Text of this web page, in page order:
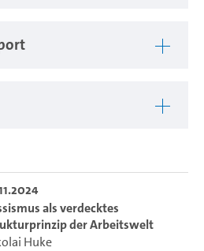
als verdecktes
der Arbeitswelt
Huke